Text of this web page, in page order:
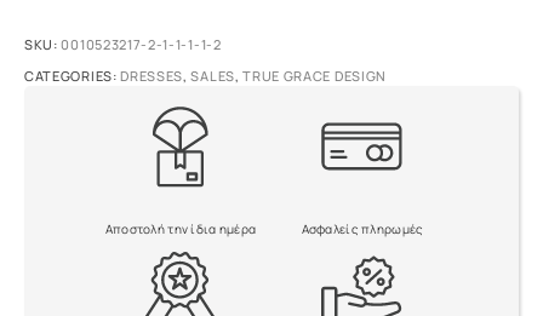
e
SKU:0010523217-2-1-1-1-1-2
CATEGORIES:DRESSES,SALES,TRUE GRACE DESIGN
Αποστολή την ίδια ημέρα Ασφαλείς πληρωμές